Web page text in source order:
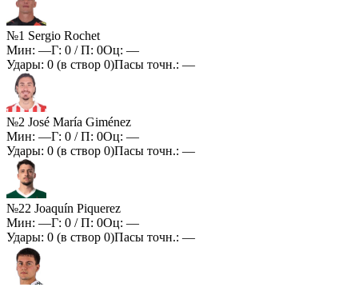
№1 Sergio Rochet
Мин: —Г: 0 / П: 0Оц: —
Удары: 0 (в створ 0)Пасы точн.: —
№2 José María Giménez
Мин: —Г: 0 / П: 0Оц: —
Удары: 0 (в створ 0)Пасы точн.: —
№22 Joaquín Piquerez
Мин: —Г: 0 / П: 0Оц: —
Удары: 0 (в створ 0)Пасы точн.: —